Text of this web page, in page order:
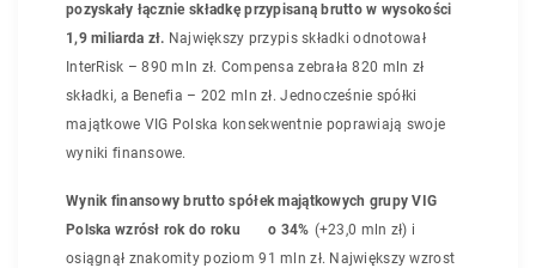
pozyskały łącznie składkę przypisaną brutto w wysokości
1,9 miliarda zł. Największy przypis składki odnotował
InterRisk – 890 mln zł. Compensa zebrała 820 mln zł
składki, a Benefia – 202 mln zł. Jednocześnie spółki
majątkowe VIG Polska konsekwentnie poprawiają swoje
wyniki finansowe.
Wynik finansowy brutto spółek majątkowych grupy VIG
Polska wzrósł rok do roku o 34% (+23,0 mln zł) i
osiągnął znakomity poziom 91mln zł. Największy wzrost